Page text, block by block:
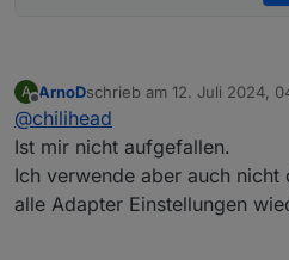
A
Offline
ArnoDschrieb am 12. Juli 2024,
zuletzt editiert von
@chilihead
Ist mir nicht aufgefallen.
Ich verwende aber auch nicht
alle Adapter Einstellungen